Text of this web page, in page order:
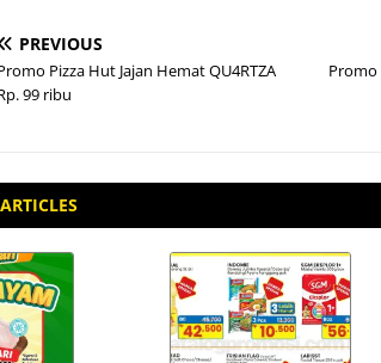
PREVIOUS
Pizza Hut Jajan Hemat QU4RTZA
99 ribu
Promo